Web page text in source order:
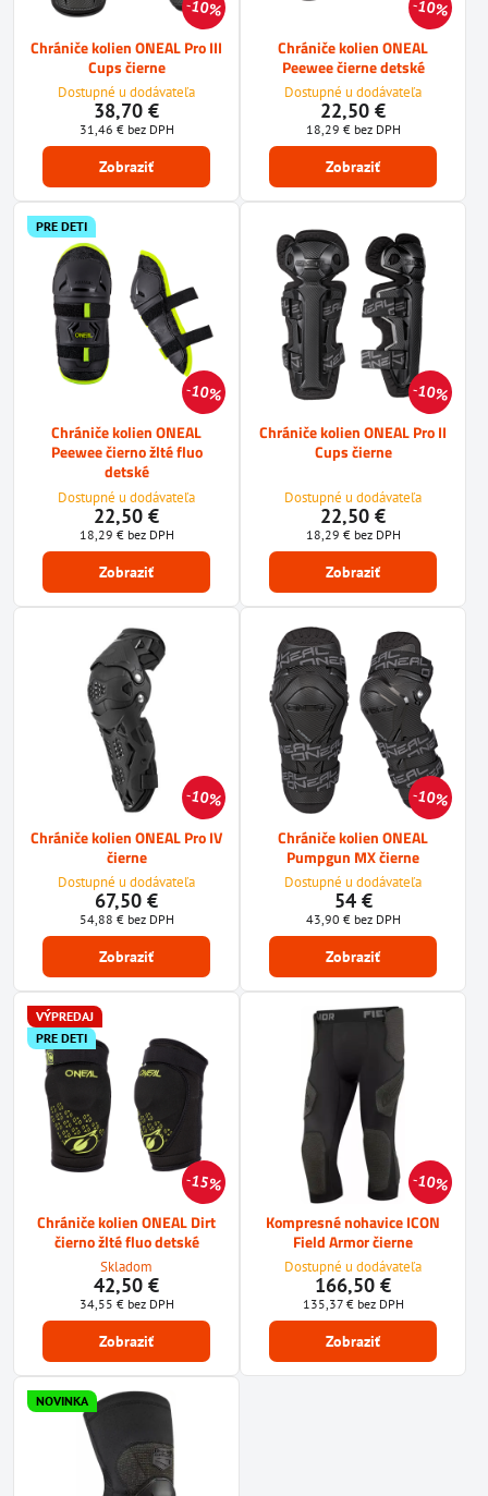
10%
Chrániče kolien ONEAL Pro III
Cups čierne
Dostupné u dodávateľa
38,70 €
31,46 € bez DPH
Zobraziť
10%
Chrániče kolien ONEAL
Peewee čierne detské
Dostupné u dodávateľa
22,50 €
18,29 € bez DPH
Zobraziť
10%
PRE DETI
Chrániče kolien ONEAL
Peewee čierno žlté fluo
detské
Dostupné u dodávateľa
22,50 €
18,29 € bez DPH
Zobraziť
10%
Chrániče kolien ONEAL Pro II
Cups čierne
Dostupné u dodávateľa
22,50 €
18,29 € bez DPH
Zobraziť
10%
Chrániče kolien ONEAL Pro IV
čierne
Dostupné u dodávateľa
67,50 €
54,88 € bez DPH
Zobraziť
10%
Chrániče kolien ONEAL
Pumpgun MX čierne
Dostupné u dodávateľa
54 €
43,90 € bez DPH
Zobraziť
15%
VÝPREDAJ
PRE DETI
Chrániče kolien ONEAL Dirt
čierno žlté fluo detské
Skladom
42,50 €
34,55 € bez DPH
Zobraziť
10%
Kompresné nohavice ICON
Field Armor čierne
Dostupné u dodávateľa
166,50 €
135,37 € bez DPH
Zobraziť
NOVINKA